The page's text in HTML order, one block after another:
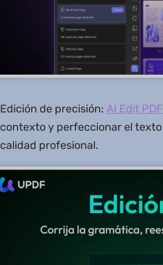
Edición de precisión: AI Edit PDF
contexto y perfeccionar el
calidad profesional.